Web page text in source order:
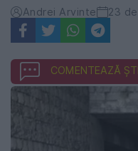
Andrei Arvinte 23
COMENTEAZĂ